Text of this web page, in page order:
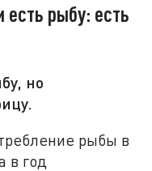
есть рыбу: есть
но
рыбы в
в год